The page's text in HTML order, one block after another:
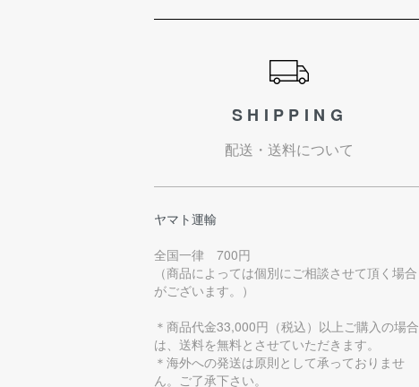
SHIPPING
配送・送料について
ヤマト運輸
全国一律 700円
（商品によっては個別にご相談させて頂く場合
がございます。）
＊商品代金33,000円（税込）以上ご購入の場合
は、送料を無料とさせていただきます。
＊海外への発送は原則として承っておりませ
ん。ご了承下さい。